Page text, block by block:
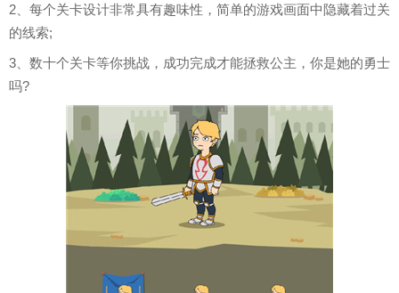
2、每个关卡设计非常具有趣味性，简单的游戏画面中隐藏着过关
的线索;
3、数十个关卡等你挑战，成功完成才能拯救公主，你是她的勇士
吗?